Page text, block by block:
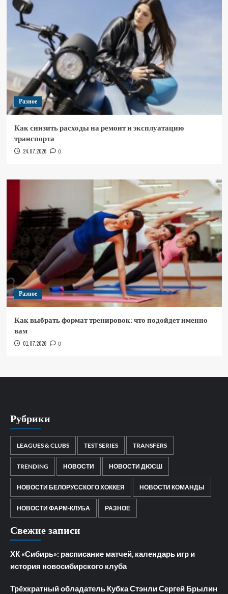
Разное
Как снизить расходы на ремонт и эксплуатацию
транспорта
24.07.2026 0
Разное
Как выбрать формат тренировок: что подойдет именно
вам
01.07.2026 0
Рубрики
LEAGUES & CLUBS TEST SERIES TRANSFERS
TRENDING НОВОСТИ НОВОСТИ ДЮСШ
НОВОСТИ БЕЛОРУССКОГО ХОККЕЯ НОВОСТИ КОМАНДЫ
НОВОСТИ ФАРМ-КЛУБА РАЗНОЕ
Свежие записи
ХК «Сибирь»: расписание матчей, календарь игр и
история новосибирского клуба
Трёхкратный обладатель Кубка Стэнли Сергей Брылин